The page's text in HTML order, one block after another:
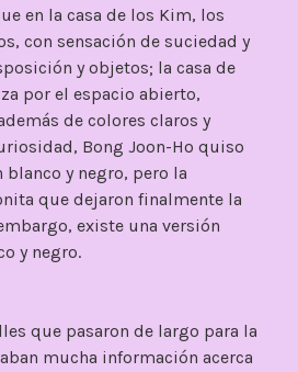
en la casa de los Kim, los
con sensación de suciedad y
y objetos; la casa de
por el espacio abierto,
de colores claros y
Bong Joon-Ho quiso
y negro, pero la
que dejaron finalmente la
existe una versión
y negro.
que pasaron de largo para la
mucha información acerca